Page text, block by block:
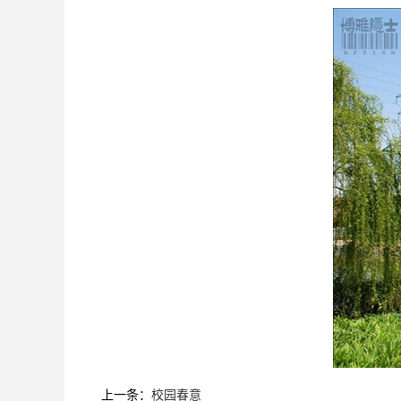
上一条： 校园春意